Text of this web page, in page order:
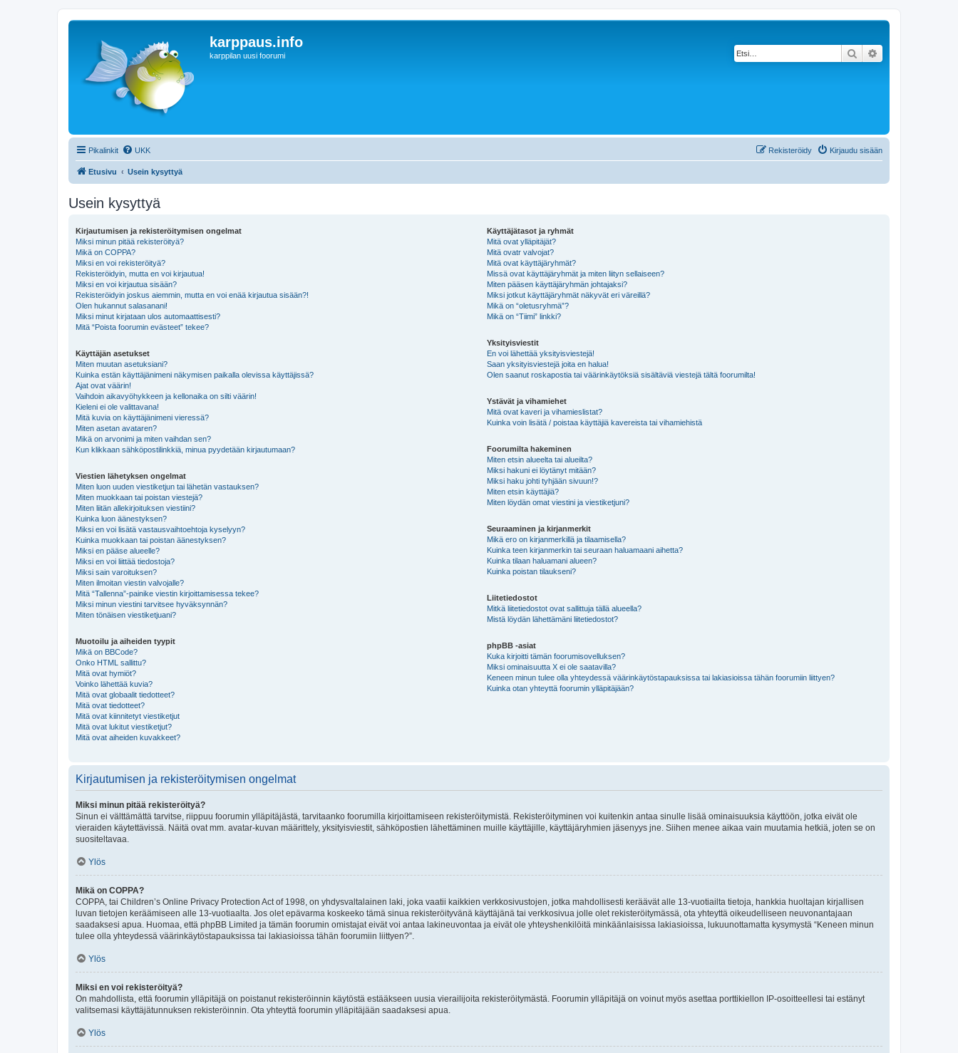
karppaus.info
karppilan uusi foorumi Etsi
Pikalinkit UKK Kirjaudu sisään
Rekisteröidy
Etusivu Usein kysyttyä
Usein kysyttyä
Kirjautumisen ja rekisteröitymisen ongelmat
Miksi minun pitää rekisteröityä?
Mikä on COPPA?
Miksi en voi rekisteröityä?
Rekisteröidyin, mutta en voi kirjautua!
Miksi en voi kirjautua sisään?
Rekisteröidyin joskus aiemmin, mutta en voi enää kirjautua sisään?!
Olen hukannut salasanani!
Miksi minut kirjataan ulos automaattisesti?
Mitä “Poista foorumin evästeet” tekee?
Käyttäjän asetukset
Miten muutan asetuksiani?
Kuinka estän käyttäjänimeni näkymisen paikalla olevissa käyttäjissä?
Ajat ovat väärin!
Vaihdoin aikavyöhykkeen ja kellonaika on silti väärin!
Kieleni ei ole valittavana!
Mitä kuvia on käyttäjänimeni vieressä?
Miten asetan avataren?
Mikä on arvonimi ja miten vaihdan sen?
Kun klikkaan sähköpostilinkkiä, minua pyydetään kirjautumaan?
Viestien lähetyksen ongelmat
Miten luon uuden viestiketjun tai lähetän vastauksen?
Miten muokkaan tai poistan viestejä?
Miten liitän allekirjoituksen viestiini?
Kuinka luon äänestyksen?
Miksi en voi lisätä vastausvaihtoehtoja kyselyyn?
Kuinka muokkaan tai poistan äänestyksen?
Miksi en pääse alueelle?
Miksi en voi liittää tiedostoja?
Miksi sain varoituksen?
Miten ilmoitan viestin valvojalle?
Mitä “Tallenna”-painike viestin kirjoittamisessa tekee?
Miksi minun viestini tarvitsee hyväksynnän?
Miten tönäisen viestiketjuani?
Muotoilu ja aiheiden tyypit
Mikä on BBCode?
Onko HTML sallittu?
Mitä ovat hymiöt?
Voinko lähettää kuvia?
Mitä ovat globaalit tiedotteet?
Mitä ovat tiedotteet?
Mitä ovat kiinnitetyt viestiketjut
Mitä ovat lukitut viestiketjut?
Mitä ovat aiheiden kuvakkeet?
Käyttäjätasot ja ryhmät
Mitä ovat ylläpitäjät?
Mitä ovatr valvojat?
Mitä ovat käyttäjäryhmät?
Missä ovat käyttäjäryhmät ja miten liityn sellaiseen?
Miten pääsen käyttäjäryhmän johtajaksi?
Miksi jotkut käyttäjäryhmät näkyvät eri väreillä?
Mikä on “oletusryhmä”?
Mikä on “Tiimi” linkki?
Yksityisviestit
En voi lähettää yksityisviestejä!
Saan yksityisviestejä joita en halua!
Olen saanut roskapostia tai väärinkäytöksiä sisältäviä viestejä tältä foorumilta!
Ystävät ja vihamiehet
Mitä ovat kaveri ja vihamieslistat?
Kuinka voin lisätä / poistaa käyttäjiä kavereista tai vihamiehistä
Foorumilta hakeminen
Miten etsin alueelta tai alueilta?
Miksi hakuni ei löytänyt mitään?
Miksi haku johti tyhjään sivuun!?
Miten etsin käyttäjiä?
Miten löydän omat viestini ja viestiketjuni?
Seuraaminen ja kirjanmerkit
Mikä ero on kirjanmerkillä ja tilaamisella?
Kuinka teen kirjanmerkin tai seuraan haluamaani aihetta?
Kuinka tilaan haluamani alueen?
Kuinka poistan tilaukseni?
Liitetiedostot
Mitkä liitetiedostot ovat sallittuja tällä alueella?
Mistä löydän lähettämäni liitetiedostot?
phpBB -asiat
Kuka kirjoitti tämän foorumisovelluksen?
Miksi ominaisuutta X ei ole saatavilla?
Keneen minun tulee olla yhteydessä väärinkäytöstapauksissa tai lakiasioissa tähän foorumiin liittyen?
Kuinka otan yhteyttä foorumin ylläpitäjään?
Kirjautumisen ja rekisteröitymisen ongelmat
Miksi minun pitää rekisteröityä?
Sinun ei välttämättä tarvitse, riippuu foorumin ylläpitäjästä, tarvitaanko foorumilla kirjoittamiseen rekisteröitymistä. Rekisteröityminen voi kuitenkin antaa sinulle lisää ominaisuuksia käyttöön, jotka eivät ole
vieraiden käytettävissä. Näitä ovat mm. avatar-kuvan määrittely, yksityisviestit, sähköpostien lähettäminen muille käyttäjille, käyttäjäryhmien jäsenyys jne. Siihen menee aikaa vain muutamia hetkiä, joten se on
suositeltavaa.
Ylös
Mikä on COPPA?
COPPA, tai Children’s Online Privacy Protection Act of 1998, on yhdysvaltalainen laki, joka vaatii kaikkien verkkosivustojen, jotka mahdollisesti keräävät alle 13-vuotiailta tietoja, hankkia huoltajan kirjallisen
luvan tietojen keräämiseen alle 13-vuotiaalta. Jos olet epävarma koskeeko tämä sinua rekisteröityvänä käyttäjänä tai verkkosivua jolle olet rekisteröitymässä, ota yhteyttä oikeudelliseen neuvonantajaan
saadaksesi apua. Huomaa, että phpBB Limited ja tämän foorumin omistajat eivät voi antaa lakineuvontaa ja eivät ole yhteyshenkilöitä minkäänlaisissa lakiasioissa, lukuunottamatta kysymystä “Keneen minun
tulee olla yhteydessä väärinkäytöstapauksissa tai lakiasioissa tähän foorumiin liittyen?”.
Ylös
Miksi en voi rekisteröityä?
On mahdollista, että foorumin ylläpitäjä on poistanut rekisteröinnin käytöstä estääkseen uusia vierailijoita rekisteröitymästä. Foorumin ylläpitäjä on voinut myös asettaa porttikiellon IP-osoitteellesi tai estänyt
valitsemasi käyttäjätunnuksen rekisteröinnin. Ota yhteyttä foorumin ylläpitäjään saadaksesi apua.
Ylös